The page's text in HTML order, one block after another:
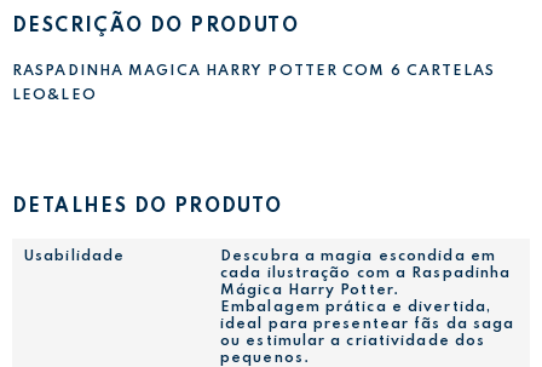
DESCRIÇÃO DO PRODUTO
RASPADINHA MAGICA HARRY POTTER COM 6 CARTELAS
LEO&LEO
DETALHES DO PRODUTO
Usabilidade
Descubra a magia escondida em
cada ilustração com a Raspadinha
Mágica Harry Potter.
Embalagem prática e divertida,
ideal para presentear fãs da saga
ou estimular a criatividade dos
pequenos.